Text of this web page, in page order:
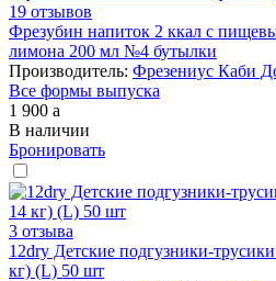
19 отзывов
Фрезубин напиток 2 ккал с
лимона 200 мл №4 бутылки
Производитель: Фрезениус Каби
Все формы выпуска
1 900 a
В наличии
Бронировать
3 отзыва
12dry Детские подгузники-
кг) (L) 50 шт